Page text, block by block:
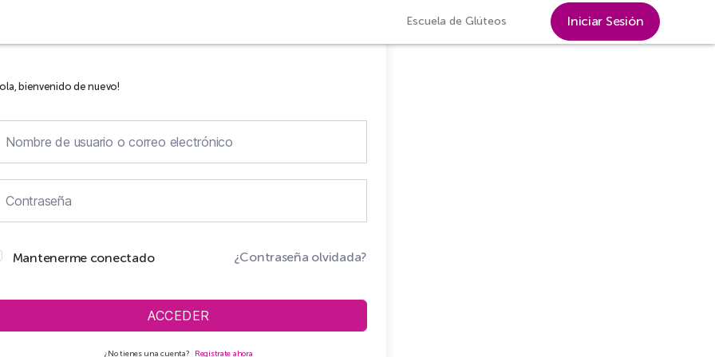
Escuela de Glúteos Iniciar Sesión
bienvenido de nuevo!
Mantenerme conectado ¿Contraseña olvidada?
ACCEDER
¿No tienes una cuenta? Regístrate ahora